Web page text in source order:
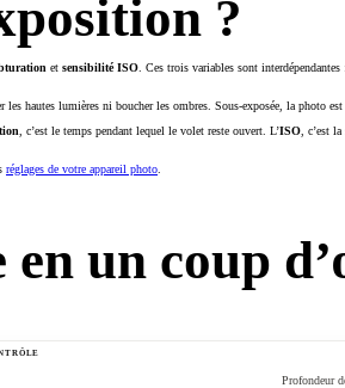
?
et sensibilité ISO . Ces trois variables sont
les hautes lumières ni boucher les ombres. Sous-exposée, la photo
, c’est le temps pendant lequel le volet reste ouvert. L’ISO , c’est
réglages de votre appareil photo
un coup
Profondeur